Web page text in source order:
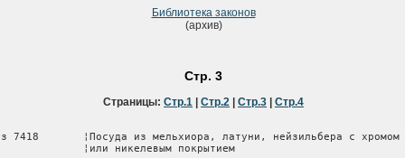
Библиотека законов
(архив)
Стр. 3
Страницы: Стр.1 Стр.2 Стр.3 Стр.4